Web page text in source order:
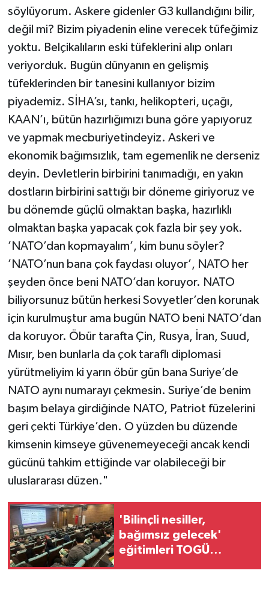
söylüyorum. Askere gidenler G3 kullandığını bilir,
değil mi? Bizim piyadenin eline verecek tüfeğimiz
yoktu. Belçikalıların eski tüfeklerini alıp onları
veriyorduk. Bugün dünyanın en gelişmiş
tüfeklerinden bir tanesini kullanıyor bizim
piyademiz. SİHA’sı, tankı, helikopteri, uçağı,
KAAN’ı, bütün hazırlığımızı buna göre yapıyoruz
ve yapmak mecburiyetindeyiz. Askeri ve
ekonomik bağımsızlık, tam egemenlik ne derseniz
deyin. Devletlerin birbirini tanımadığı, en yakın
dostların birbirini sattığı bir döneme giriyoruz ve
bu dönemde güçlü olmaktan başka, hazırlıklı
olmaktan başka yapacak çok fazla bir şey yok.
’NATO’dan kopmayalım’, kim bunu söyler?
’NATO’nun bana çok faydası oluyor’, NATO her
şeyden önce beni NATO’dan koruyor. NATO
biliyorsunuz bütün herkesi Sovyetler’den korunak
için kurulmuştur ama bugün NATO beni NATO’dan
da koruyor. Öbür tarafta Çin, Rusya, İran, Suud,
Mısır, ben bunlarla da çok taraflı diplomasi
yürütmeliyim ki yarın öbür gün bana Suriye’de
NATO aynı numarayı çekmesin. Suriye’de benim
başım belaya girdiğinde NATO, Patriot füzelerini
geri çekti Türkiye’den. O yüzden bu düzende
kimsenin kimseye güvenemeyeceği ancak kendi
gücünü tahkim ettiğinde var olabileceği bir
uluslararası düzen."
'Bilinçli nesiller,
bağımsız gelecek'
eğitimleri TOGÜ